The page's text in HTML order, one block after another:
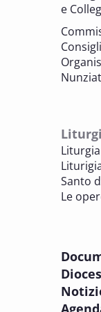
7 OTTOBRE 2025
Consulta
di culto
BENI
sezione
BENI
8 OTTOBRE 2025
Incontro
8 OTTOBRE 2025
Corso
pastorale
PASTORALE
e
Santo
Le